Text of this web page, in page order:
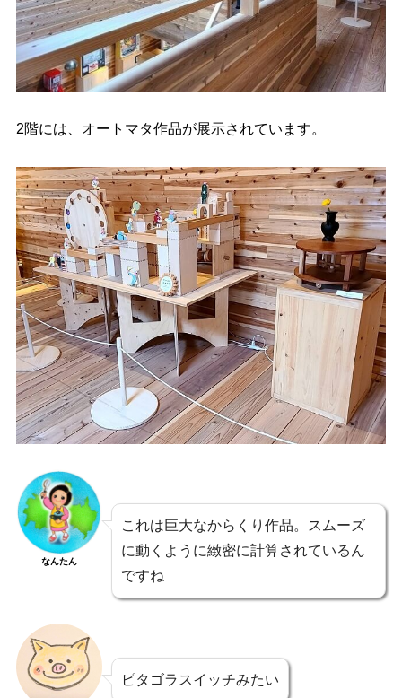
2階には、オートマタ作品が展示されています。
なんたん
これは巨大なからくり作品。スムーズ
に動くように緻密に計算されているん
ですね
ピタゴラスイッチみたい